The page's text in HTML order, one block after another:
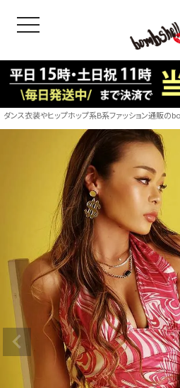
toggle navigation
＝ボムシェル】はダンス衣装専門ブラ
衣装ならお任せ！オリジナル衣装やダンス
ィネートのご提案。 ボムシェルならでは
えをお届け。 撮影で使用してる小物や靴
ーデはイメージしやすく、全てボムシェル
とは差別化出来るしっかりした衣装のご
ージ映えを全力で応援してます。
ダンス衣装やヒップホップ系B系ファッション通販の